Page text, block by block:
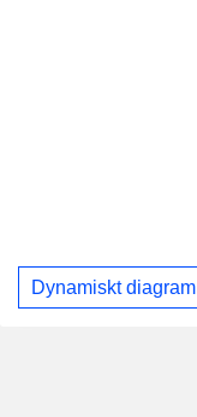
Dynamiskt diagram